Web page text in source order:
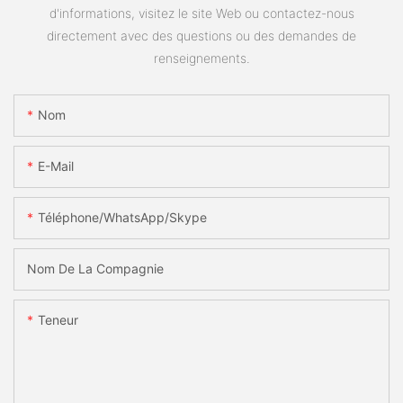
d'informations, visitez le site Web ou contactez-nous
directement avec des questions ou des demandes de
renseignements.
Nom
E-Mail
Téléphone/WhatsApp/Skype
Nom De La Compagnie
Teneur